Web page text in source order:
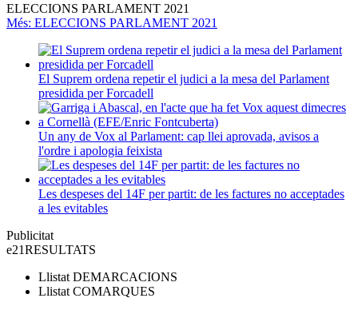
ELECCIONS PARLAMENT 2021
Més: ELECCIONS PARLAMENT 2021
El Suprem ordena repetir el judici a la mesa del Parlament
presidida per Forcadell
Un any de Vox al Parlament: cap llei aprovada, avisos a
l'ordre i apologia feixista
Les despeses del 14F per partit: de les factures no acceptades
a les evitables
Publicitat
e21RESULTATS
Llistat DEMARCACIONS
Llistat COMARQUES